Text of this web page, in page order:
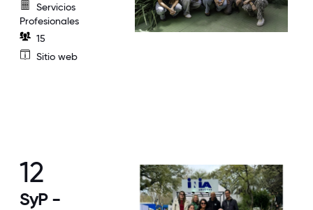
Servicios
Profesionales
15
Sitio web
12
SyP -